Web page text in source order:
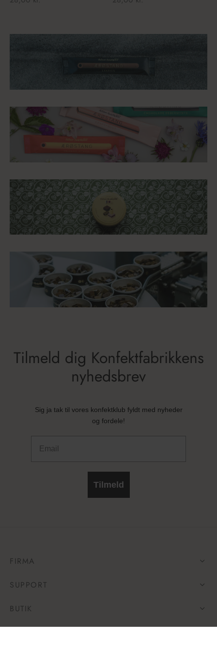
Tilmeld dig Konfektfabrikkens
nyhedsbrev
Sig ja tak til vores konfektklub fyldt med nyheder
og fordele!
Tilmeld
FIRMA
SUPPORT
BUTIK